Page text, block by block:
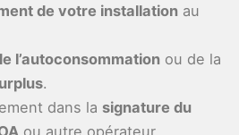
de votre installation au
l’autoconsommation ou de la
.
dans la signature du
ou autre opérateur.